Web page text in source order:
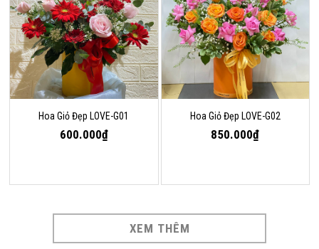
Hoa Giỏ Đẹp LOVE-G01
600.000₫
Hoa Giỏ Đẹp LOVE-G02
850.000₫
XEM THÊM